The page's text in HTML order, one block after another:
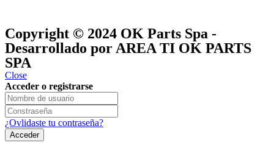
Copyright © 2024 OK Parts Spa -
Desarrollado por AREA TI OK PARTS
SPA
Close
Acceder o registrarse
¿Ovlidaste tu contraseña?